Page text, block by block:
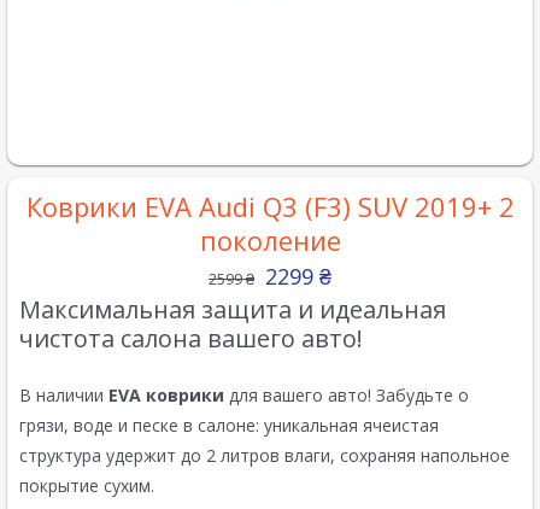
Коврики EVA Audi Q3 (F3) SUV 2019+ 2
поколение
2599₴ 2299 ₴
Максимальная защита и идеальная
чистота салона вашего авто!
В наличии EVA коврики для вашего авто! Забудьте о
грязи, воде и песке в салоне: уникальная ячеистая
структура удержит до 2 литров влаги, сохраняя напольное
покрытие сухим.